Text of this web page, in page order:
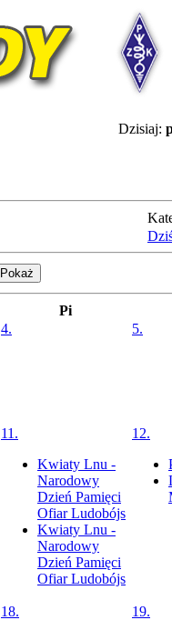
Dzisiaj:
Pi
4. 5.
11.
Kwiaty Lnu -
Narodowy
Dzień Pamięci
Ofiar Ludobójs
Kwiaty Lnu -
Narodowy
Dzień Pamięci
Ofiar Ludobójs
12.
18. 19.